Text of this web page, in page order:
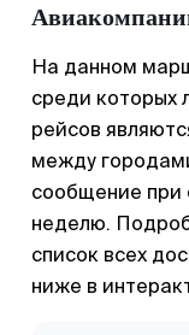
На данном
среди которых
рейсов
между
сообщение при
неделю.
список всех
ниже в